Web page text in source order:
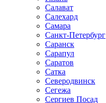
Салават
Салехард
Самара
Санкт-Петербург
Саранск
Сарапул
Саратов
Сатка
Северодвинск
Сегежа
Сергиев Посад